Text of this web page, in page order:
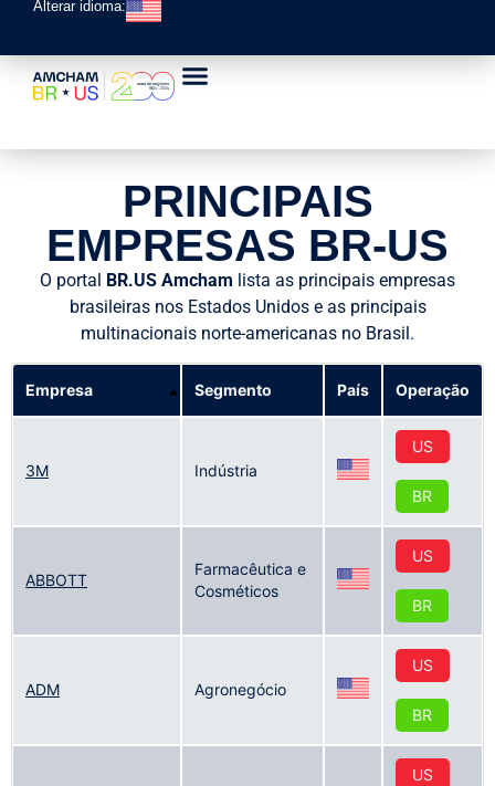
Alterar idioma:
Lista Empresas
PRINCIPAIS
EMPRESAS BR-US
O portal BR.US Amcham lista as principais empresas
brasileiras nos Estados Unidos e as principais
multinacionais norte-americanas no Brasil.
Empresa Segmento País Operação
3M Indústria
US
BR
ABBOTT
Farmacêutica e
Cosméticos
US
BR
ADM Agronegócio
US
BR
US